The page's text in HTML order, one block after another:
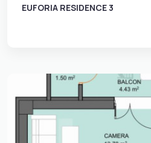
EUFORIA RESIDENCE 3